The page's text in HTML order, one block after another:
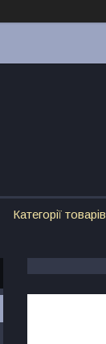
Категорії товарів